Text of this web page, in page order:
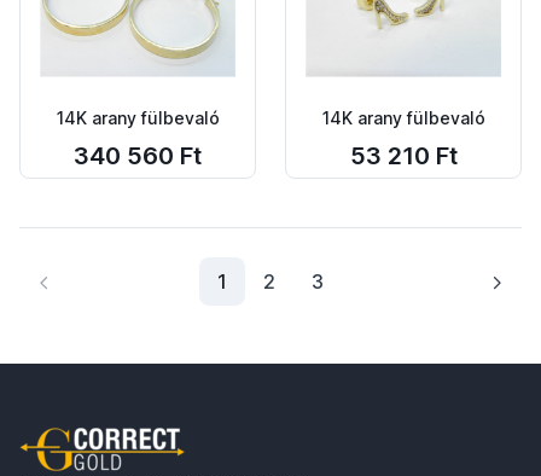
14K arany fülbevaló
340 560 Ft
14K arany fülbevaló
53 210 Ft
1 2 3